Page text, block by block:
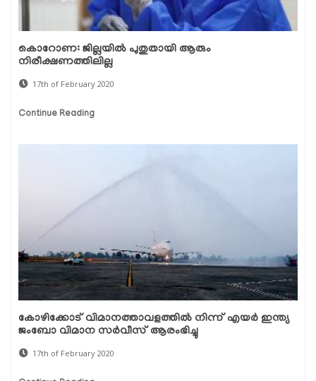
കൊറോണ: ജില്ലയില്‍ പുതുതായി ആരും
നിരീക്ഷണത്തിലില്ല
17th of February 2020
Continue Reading
കോഴിക്കോട് വിമാനത്താവളത്തില്‍ നിന്ന് എയര്‍ ഇന്ത്യ
ജംബോ വിമാന സര്‍വീസ് ആരംഭിച്ചു
17th of February 2020